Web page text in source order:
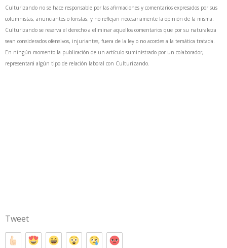
Culturizando no se hace responsable por las afirmaciones y comentarios expresados por sus
columnistas, anunciantes o foristas; y no reflejan necesariamente la opinión de la misma.
Culturizando se reserva el derecho a eliminar aquellos comentarios que por su naturaleza
sean considerados ofensivos, injuriantes, fuera de la ley o no acordes a la temática tratada.
En ningún momento la publicación de un artículo suministrado por un colaborador,
representará algún tipo de relación laboral con Culturizando.
Tweet